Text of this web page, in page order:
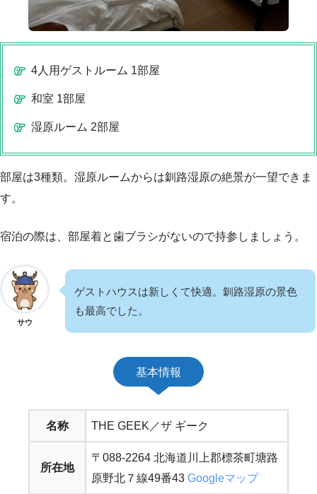
4人用ゲストルーム 1部屋
和室 1部屋
湿原ルーム 2部屋
部屋は3種類。湿原ルームからは釧路湿原の絶景が一望できま
す。
宿泊の際は、部屋着と歯ブラシがないので持参しましょう。
サウ
ゲストハウスは新しくて快適。釧路湿原の景色
も最高でした。
基本情報
名称 THE GEEK／ザ ギーク
所在地
〒088-2264 北海道川上郡標茶町塘路
原野北７線49番43 Googleマップ